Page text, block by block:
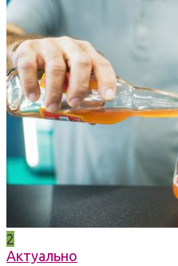
2
Актуально